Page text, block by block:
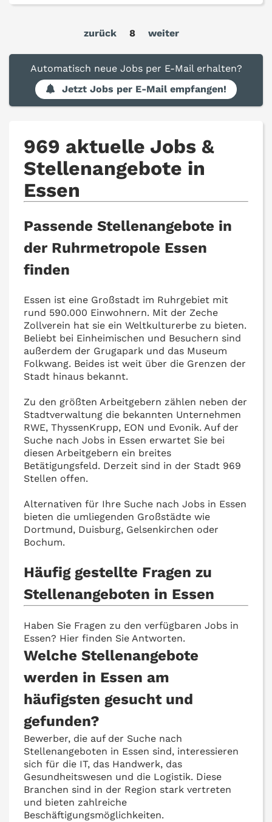
zurück 8 weiter
Automatisch neue Jobs per E-Mail erhalten?
Jetzt Jobs per E-Mail empfangen!
969 aktuelle Jobs &
Stellenangebote in
Essen
Passende Stellenangebote in
der Ruhrmetropole Essen
finden
Essen ist eine Großstadt im Ruhrgebiet mit
rund 590.000 Einwohnern. Mit der Zeche
Zollverein hat sie ein Weltkulturerbe zu bieten.
Beliebt bei Einheimischen und Besuchern sind
außerdem der Grugapark und das Museum
Folkwang. Beides ist weit über die Grenzen der
Stadt hinaus bekannt.
Zu den größten Arbeitgebern zählen neben der
Stadtverwaltung die bekannten Unternehmen
RWE, ThyssenKrupp, EON und Evonik. Auf der
Suche nach Jobs in Essen erwartet Sie bei
diesen Arbeitgebern ein breites
Betätigungsfeld. Derzeit sind in der Stadt 969
Stellen offen.
Alternativen für Ihre Suche nach Jobs in Essen
bieten die umliegenden Großstädte wie
Dortmund, Duisburg, Gelsenkirchen oder
Bochum.
Häufig gestellte Fragen zu
Stellenangeboten in Essen
Haben Sie Fragen zu den verfügbaren Jobs in
Essen? Hier finden Sie Antworten.
Welche Stellenangebote
werden in Essen am
häufigsten gesucht und
gefunden?
Bewerber, die auf der Suche nach
Stellenangeboten in Essen sind, interessieren
sich für die IT, das Handwerk, das
Gesundheitswesen und die Logistik. Diese
Branchen sind in der Region stark vertreten
und bieten zahlreiche
Beschäftigungsmöglichkeiten.